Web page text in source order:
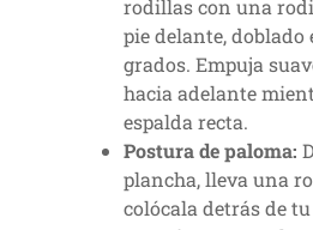
rodillas con una
pie delante,
grados. Empuja
hacia adelante
espalda recta.
Postura de paloma:
plancha, lleva una
colócala detrás de